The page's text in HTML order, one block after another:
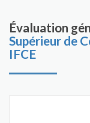
Évaluation
Supérieur de
IFCE